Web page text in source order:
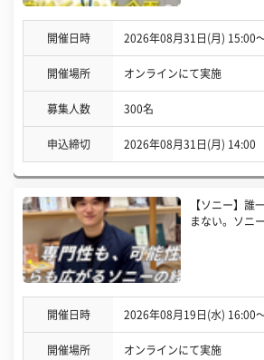
開催日時 2026年08月31日(月) 15:00
開催場所 オンラインにて実施
募集人数 300名
申込締切 2026年08月31日(月) 14:00
【ソニー】誰
まない。ソニ
開催日時 2026年08月19日(水) 16:00
開催場所 オンラインにて実施